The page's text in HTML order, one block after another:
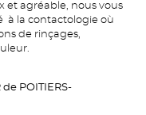
et agréable, nous vous
à la contactologie où
de rinçages,
de POITIERS-